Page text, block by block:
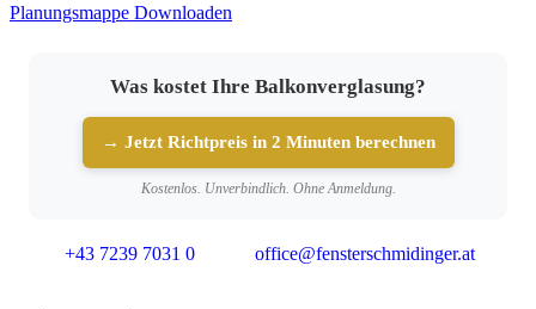
Planungsmappe Downloaden
Was kostet Ihre Balkonverglasung?
→ Jetzt Richtpreis in 2 Minuten berechnen
Kostenlos. Unverbindlich. Ohne Anmeldung.
+43 7239 7031 0 office@fensterschmidinger.at